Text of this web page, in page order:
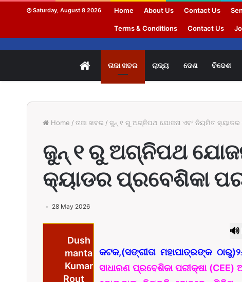
Saturday, August 8 2026 Home About Us Contact Us
Terms & Conditions Contact Us
HOMEତାଜା ଖବର ରାଜ୍ୟ ଦେଶ ବିଦେଶ
Home / ତାଜା ଖବର / ଜୁନ୍ ୧ ରୁ ଅଗ୍ନିପଥ ଯୋଜନା ଏବଂ ନିୟମିତ କ୍ୟାଡର
ଜୁନ୍ ୧ ରୁ ଅଗ୍ନିପଥ
କ୍ୟାଡର ପ୍ରବେଶିକା
28 May 2026
Dush
manta
Kumar
Rout
କଟକ,(ସଙ୍ଗୀତା ମହାପାତ୍ରଙ୍କ
ସାଧାରଣ ପ୍ରବେଶିକା ପରୀକ୍ଷା